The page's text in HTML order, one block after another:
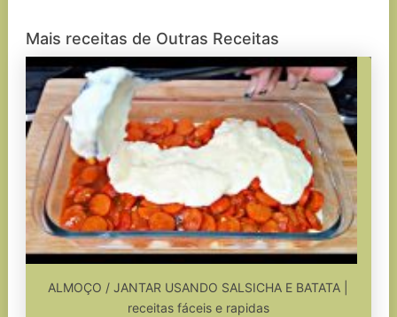
Mais receitas de Outras Receitas
ALMOÇO / JANTAR USANDO SALSICHA E BATATA |
receitas fáceis e rapidas